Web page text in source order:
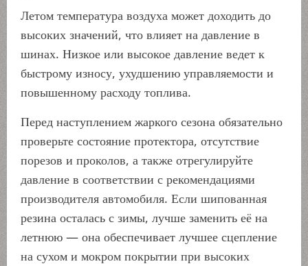
Летом температура воздуха может доходить до
высоких значений, что влияет на давление в
шинах. Низкое или высокое давление ведет к
быстрому износу, ухудшению управляемости и
повышенному расходу топлива.
Перед наступлением жаркого сезона обязательно
проверьте состояние протектора, отсутствие
порезов и проколов, а также отрегулируйте
давление в соответствии с рекомендациями
производителя автомобиля. Если шипованная
резина осталась с зимы, лучше заменить её на
летнюю — она обеспечивает лучшее сцепление
на сухом и мокром покрытии при высоких